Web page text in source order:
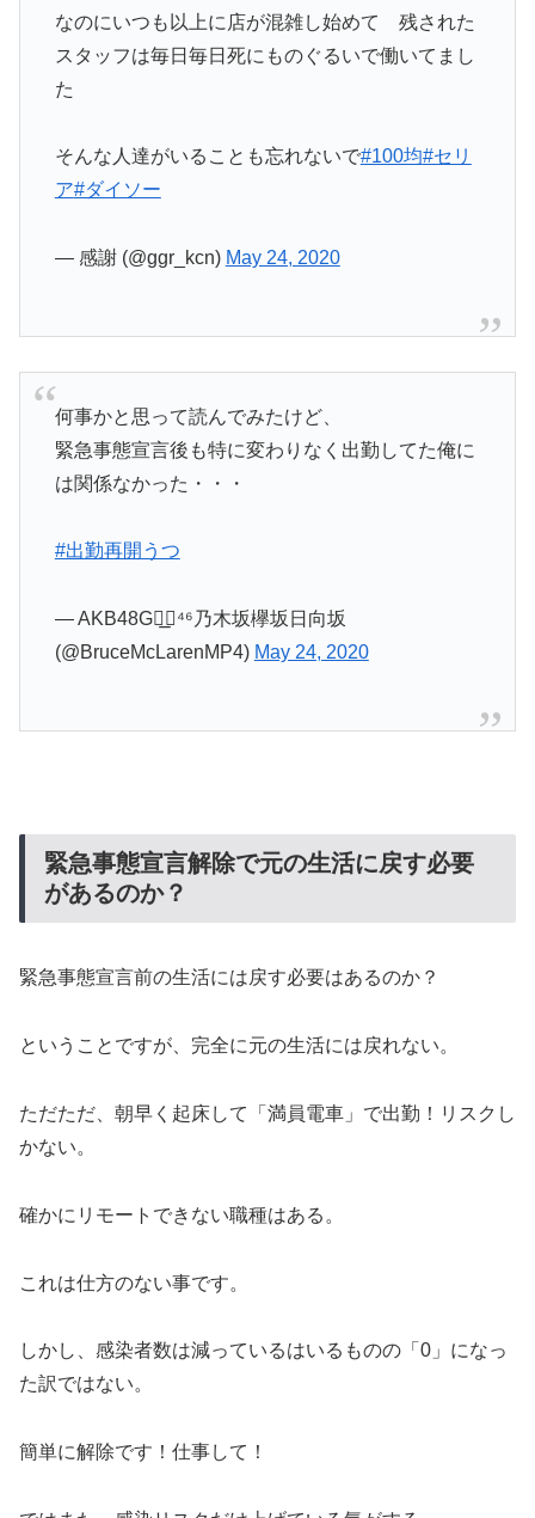
なのにいつも以上に店が混雑し始めて 残された
スタッフは毎日毎日死にものぐるいで働いてまし
た
そんな人達がいることも忘れないで#100均#セリ
ア#ダイソー
— 感謝 (@ggr_kcn) May 24, 2020
何事かと思って読んでみたけど、
緊急事態宣言後も特に変わりなく出勤してた俺に
は関係なかった・・・
#出勤再開うつ
— AKB48G◢͟￨⁴⁶乃木坂欅坂日向坂
(@BruceMcLarenMP4) May 24, 2020
緊急事態宣言解除で元の生活に戻す必要
があるのか？
緊急事態宣言前の生活には戻す必要はあるのか？
ということですが、完全に元の生活には戻れない。
ただただ、朝早く起床して「満員電車」で出勤！リスクし
かない。
確かにリモートできない職種はある。
これは仕方のない事です。
しかし、感染者数は減っているはいるものの「0」になっ
た訳ではない。
簡単に解除です！仕事して！